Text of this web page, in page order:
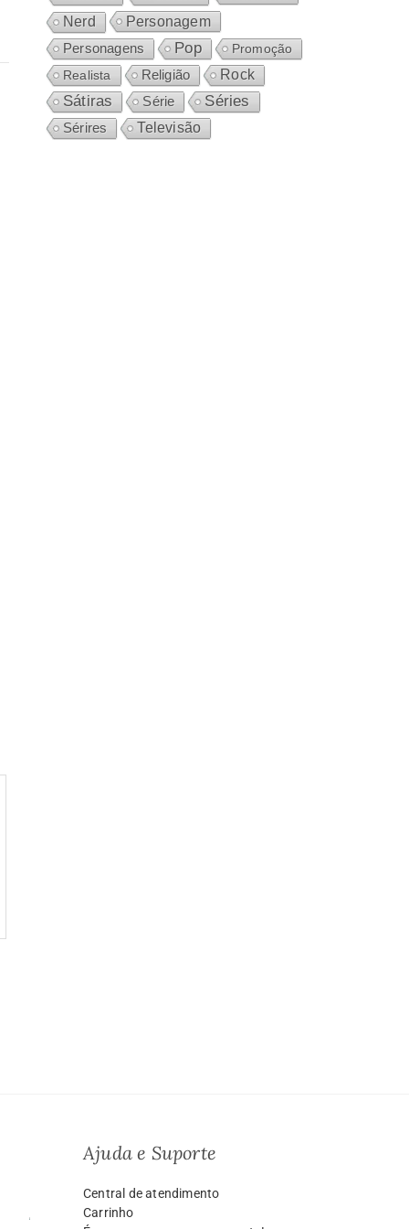
Nerd Personagem
Personagens Pop
Promoção
Realista
Religião Rock
Sátiras Série Séries
Sérires Televisão
Ajuda e Suporte
Central de atendimento
Carrinho